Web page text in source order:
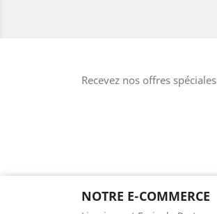
Recevez nos offres spéciales
NOTRE E-COMMERCE